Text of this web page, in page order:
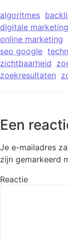
algoritmes
digitale
online marketing
seo google
zichtbaarheid
zoekresultaten
Een
Je e-mailadres
zijn gemarkeerd
Reactie